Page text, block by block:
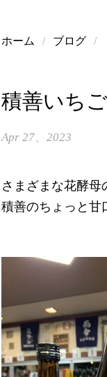
ホーム / ブログ /
積善いち
Apr 27、2023
さまざまな花酵母
積善のちょっと甘